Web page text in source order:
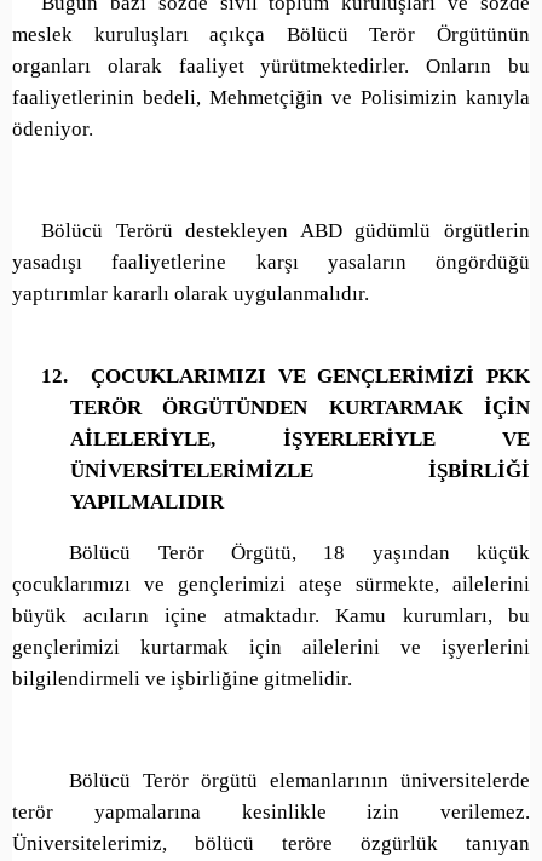
meslek kuruluşları açıkça Bölücü Terör Örgütünün
organları olarak faaliyet yürütmektedirler. Onların bu
faaliyetlerinin bedeli, Mehmetçiğin ve Polisimizin kanıyla
ödeniyor.
Bölücü Terörü destekleyen ABD güdümlü örgütlerin
yasadışı faaliyetlerine karşı yasaların öngördüğü
yaptırımlar kararlı olarak uygulanmalıdır.
12.
ÇOCUKLARIMIZI VE GENÇLERİMİZİ PKK
TERÖR ÖRGÜTÜNDEN KURTARMAK İÇİN
AİLELERİYLE, İŞYERLERİYLE VE
ÜNİVERSİTELERİMİZLE İŞBİRLİĞİ
YAPILMALIDIR
Bölücü Terör Örgütü, 18 yaşından küçük
çocuklarımızı ve gençlerimizi ateşe sürmekte, ailelerini
büyük acıların içine atmaktadır. Kamu kurumları, bu
gençlerimizi kurtarmak için ailelerini ve işyerlerini
bilgilendirmeli ve işbirliğine gitmelidir.
Bölücü Terör örgütü elemanlarının üniversitelerde
terör yapmalarına kesinlikle izin verilemez.
Üniversitelerimiz, bölücü teröre özgürlük tanıyan